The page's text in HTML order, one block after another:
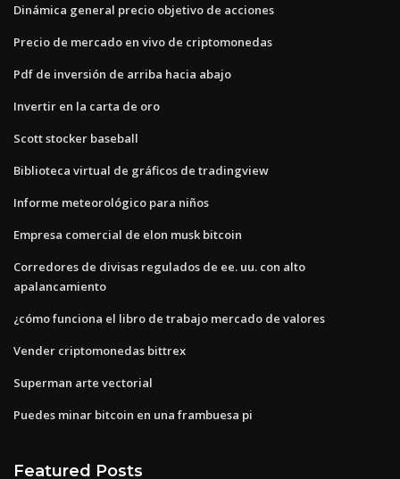
Dinámica general precio objetivo de acciones
Precio de mercado en vivo de criptomonedas
Pdf de inversión de arriba hacia abajo
Invertir en la carta de oro
Scott stocker baseball
Biblioteca virtual de gráficos de tradingview
Informe meteorológico para niños
Empresa comercial de elon musk bitcoin
Corredores de divisas regulados de ee. uu. con alto
apalancamiento
¿cómo funciona el libro de trabajo mercado de valores
Vender criptomonedas bittrex
Superman arte vectorial
Puedes minar bitcoin en una frambuesa pi
Featured Posts